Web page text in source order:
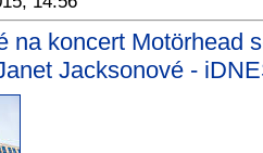
na koncert Motörhead
Jacksonové -